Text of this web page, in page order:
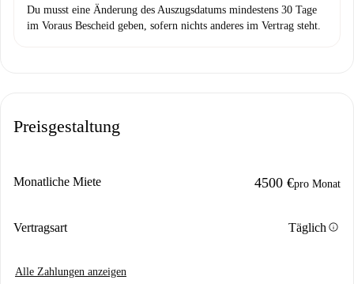
Du musst eine Änderung des Auszugsdatums mindestens 30 Tage
im Voraus Bescheid geben, sofern nichts anderes im Vertrag steht.
Preisgestaltung
Monatliche Miete 4500 €pro Monat
Vertragsart Täglich info
Alle Zahlungen anzeigen